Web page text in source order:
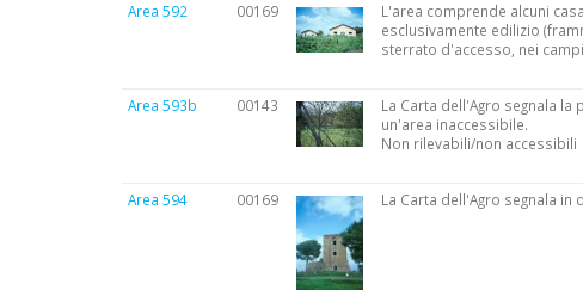
Area 592 00169
L'area comprende alcuni
esclusivamente edilizio
sterrato d'accesso, nei
Area 593b
00143
La Carta dell'Agro segnala
un'area inaccessibile.
Non rilevabili/non accessibili
Area 594 00169 La Carta dell'Agro segnala